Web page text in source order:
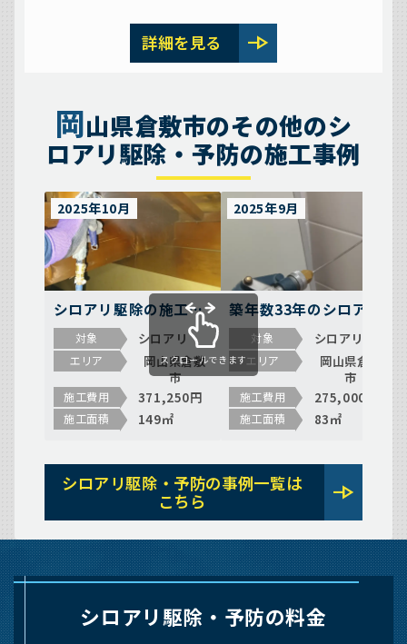
詳細を見る line_end_arrow
岡山県倉敷市のその他のシ
ロアリ駆除・予防の施工事例
シロアリ駆除の施工事
例（岡山県倉敷市児島
田ノ口）
対象 シロアリ
エリア
岡山県倉敷
市
施工費用 371,250円
施工面積 149㎡
2025年10月
築年数33年のシロアリ
駆除の施工事例（岡山
県倉敷市児島柳田町）
対象 シロアリ
エリア
岡山県倉敷
市
施工費用 275,000円
施工面積 83㎡
2025年9月
スクロールできます
シロアリ駆除・予防の事例一覧は
こちら
line_end_arrow
シロアリ駆除・予防の料金